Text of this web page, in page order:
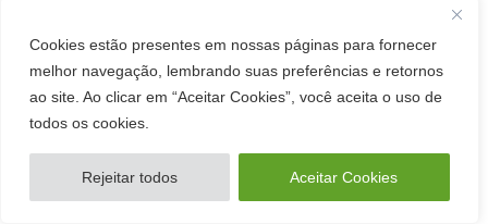
Cookies estão presentes em nossas páginas para fornecer
melhor navegação, lembrando suas preferências e retornos
ao site. Ao clicar em “Aceitar Cookies”, você aceita o uso de
todos os cookies.
Rejeitar todos Aceitar Cookies